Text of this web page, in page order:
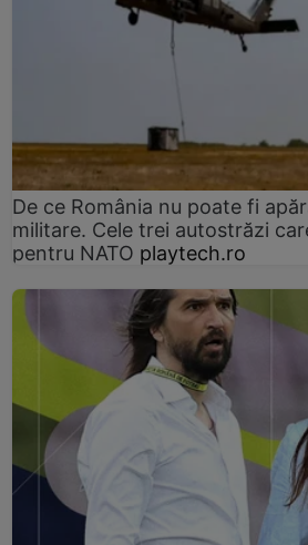
De ce România nu poate fi
militare. Cele trei autostrăzi
pentru NATO playtech.ro